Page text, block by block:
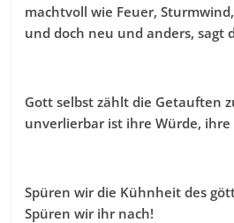
machtvoll wie Feuer,
und doch neu und anders, sagt
Gott selbst zählt die Getauften
unverlierbar ist ihre Würde, ihre
Spüren wir die Kühnheit des
Spüren wir ihr nach!